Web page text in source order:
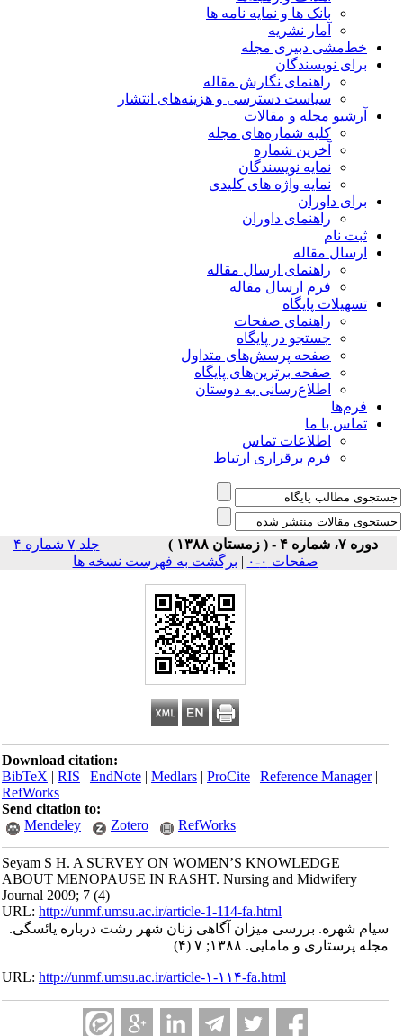
بانک ها و نمایه نامه ها
آمار نشریه
خط‌مشی دبیری مجله
برای نویسندگان
راهنمای نگارش مقاله
سیاست دسترسی و هزینه‌های انتشار
آرشیو مجله و مقالات
کلیه شماره‌های مجله
آخرین شماره
نمایه نویسندگان
نمایه واژه های کلیدی
برای داوران
راهنمای داوران
ثبت نام
ارسال مقاله
راهنمای ارسال مقاله
فرم ارسال مقاله
تسهیلات پایگاه
راهنمای صفحات
جستجو در پایگاه
صفحه پرسش‌های متداول
صفحه برترین‌های پایگاه
اطلاع‌رسانی به دوستان
فرم‌ها
تماس با ما
اطلاعات تماس
فرم برقراری ارتباط
دوره ۷، شماره ۴ - ( زمستان ۱۳۸۸ )
جلد ۷ شماره ۴
صفحات ۰-۰
| برگشت به فهرست نسخه ها
Download citation:
BibTeX|RIS|EndNote|Medlars|ProCite|Reference Manager
RefWorks
Send citation to:
Mendeley
Zotero RefWorks
Seyam S H. A SURVEY ON WOMEN’S KNOWLEDGE
ABOUT MENOPAUSE IN RASHT. Nursing and Midwifery
Journal 2009; 7 (4)
URL:http://unmf.umsu.ac.ir/article-1-114-fa.html
سیام شهره. بررسی میزان آگاهی زنان شهر رشت درباره یائسگی.
مجله پرستاری و مامایی. ۱۳۸۸; ۷ (۴)
URL:http://unmf.umsu.ac.ir/article-۱-۱۱۴-fa.html